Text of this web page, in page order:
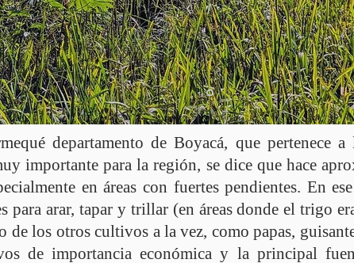
departamento de Boyacá, que pertenece
importante para la región, se dice que hace
en áreas con fuertes pendientes. En
para arar, tapar y trillar (en áreas donde el trigo
de los otros cultivos a la vez, como papas,
de importancia económica y la principal